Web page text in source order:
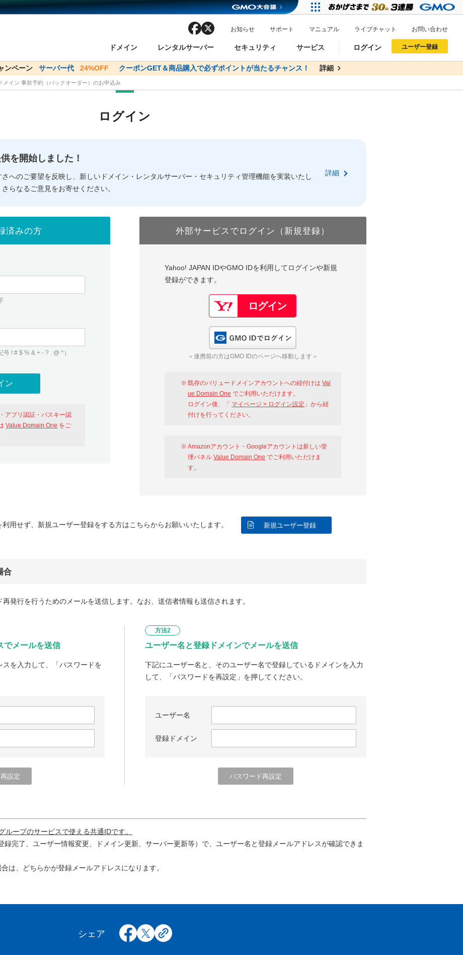
ドメイン
ン検索
ドメイン一括検索
ドメインの種類 WHOIS検索
レンタルサーバー
ーバー
セキュリティ
Domain ネットde診断
サービス
様割引
バリュードメインAPI
facebook お知らせ サポート マニュアル ライブチャット お問い合わせ
ログイン
ードメインをご利用希望の方 おすすめ One レンタルサーバーを含む最新の機能を使う方
以下でもログイン可能
ユーザー登録
ードメインをご利用希望の方 おすすめ One レンタルサーバーを含む最新の機能を使う方
以下でも登録可能
ペーン サーバー代 24%OFF クーポンGET＆商品購入で必ずポイントが当たるチャンス！ 詳細
メイン✕コアサーバーV2ビジネス応援キャンペーン サーバー料金1年間無料 詳細
メイン 事前予約（バックオーダー）のお申込み
ログイン
を開始しました！
へのご要望を反映し、新しいドメイン・レンタルサーバー・セキュリティ管理機能を実装いたし
らなるご意見をお寄せください。
詳細
済みの方
! # $ % & + - ? . @ ^）
アプリ認証・パスキー認
Value Domain One をご
外部サービスでログイン（新規登録）
Yahoo! JAPAN IDやGMO IDを利用してログインや新規
登録ができます。
＜連携前の方はGMO IDのページへ移動します＞
既存のバリュードメインアカウントへの紐付けはVal
ue Domain One でご利用いただけます。
ログイン後、「 マイページ > ログイン設定 」から紐
付けを行ってください。
Amazonアカウント・Googleアカウントは新しい管
理パネルValue Domain One でご利用いただけま
す。
用せず、新規ユーザー登録をする方はこちらからお願いいたします。 新規ユーザー登録
合
発行を行うためのメールを送信します。なお、送信者情報も送信されます。
でメールを送信
を入力して、「パスワードを
方法2
ユーザー名と登録ドメインでメールを送信
下記にユーザー名と、そのユーザー名で登録しているドメインを入力
して、「パスワードを再設定」を押してください。
ユーザー名
登録ドメイン
ープのサービスで使える共通IDです。
録完了、ユーザー情報変更、ドメイン更新、サーバー更新等）で、ユーザー名と登録メールアドレスが確認できま
は、どちらかが登録メールアドレスになります。
シェア facebook
x copy